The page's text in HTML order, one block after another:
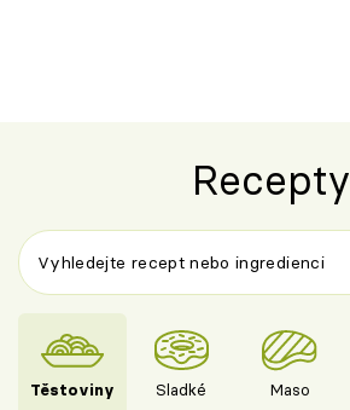
Recepty
Těstoviny Sladké Maso